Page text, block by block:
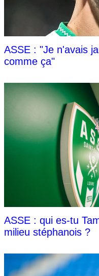
ASSE : "Je n'avais
comme ça"
ASSE : qui es-tu
milieu stéphanois ?